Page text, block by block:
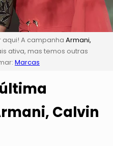
aqui! A campanha Armani,
ativa, mas temos outras
Marcas
Calvin